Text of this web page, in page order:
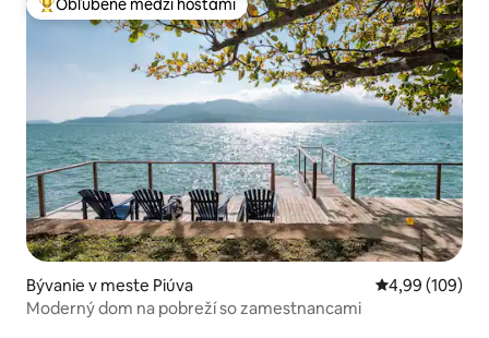
Najobľúbenejšie medzi hosťami
Obľúbené medzi hosťami
Bývanie v meste Piúva Priemerné
4,99 (109)
Moderný dom na pobreží so zamestnancami